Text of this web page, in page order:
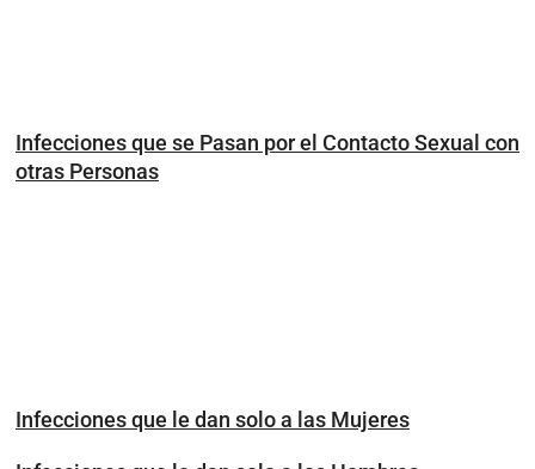
Infecciones que se Pasan por el Contacto Sexual con
otras Personas
Infecciones que le dan solo a las Mujeres